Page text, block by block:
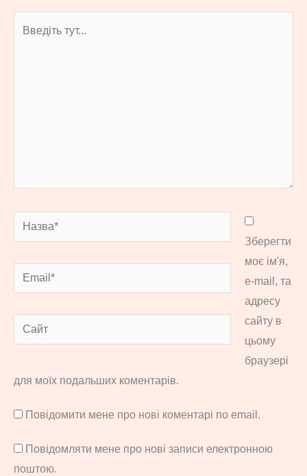
Назва*
Email*
Сайт
Зберегти
моє ім'я,
e-mail, та
адресу
сайту в
цьому
браузері
для моїх подальших коментарів.
Повідомити мене про нові коментарі по email.
Повідомляти мене про нові записи електронною
поштою.